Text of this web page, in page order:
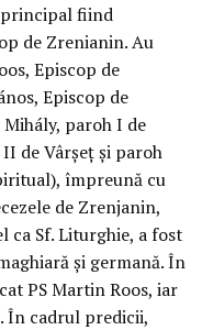
principal fiind
de Zrenianin. Au
Episcop de
Episcop de
paroh I de
de Vârşeţ şi paroh
împreună cu
de Zrenjanin,
ca Sf. Liturghie, a fost
şi germană. În
PS Martin Roos, iar
În cadrul predicii,